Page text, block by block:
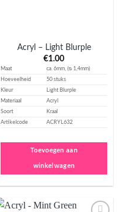
Acryl – Light Blurple
€1.00
Maat
ca. 6mm, (ᴓ 1,4mm)
Hoeveelheid
50 stuks
Kleur
Light Blurple
Materiaal
Acryl
Soort
Kraal
Artikelcode
ACRYL632
Toevoegen aan
winkelwagen